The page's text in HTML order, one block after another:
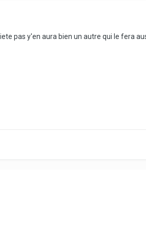
pas y'en aura bien un autre qui le fera